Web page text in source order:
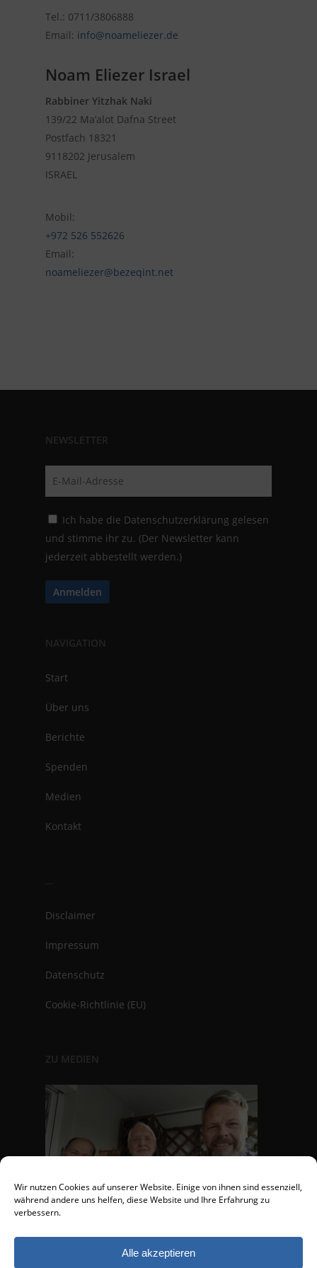
Wir nutzen Cookies auf unserer Website. Einige von ihnen sind essenziell,
während andere uns helfen, diese Website und Ihre Erfahrung zu
verbessern.
Alle akzeptieren
Tel.: 0711/3806888
Email: info@noameliezer.de
Noam Eliezer Israel
Rabbiner Yitzhak Naki
139/22 Ma’alot Dafna Street
Postfach 18321
9118202 Jerusalem
ISRAEL
Mobil:
+972 526 552626
Email:
noameliezer@bezeqint.net
NEWSLETTER
Ich habe die Datenschutzerklärung gelesen
und stimme ihr zu. (Der Newsletter kann
jederzeit abbestellt werden.)
NAVIGATION
Start
Über uns
Berichte
Spenden
Medien
Kontakt
…
Disclaimer
Impressum
Datenschutz
Cookie-Richtlinie (EU)
ZU MEDIEN